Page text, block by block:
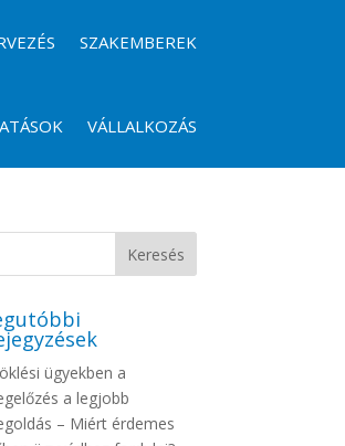
SZAKEMBEREK
VÁLLALKOZÁS
ügyekben a
a legjobb
– Miért érdemes